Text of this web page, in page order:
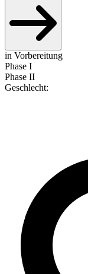
in Vorbereitung
Phase I
Phase II
Geschlecht: